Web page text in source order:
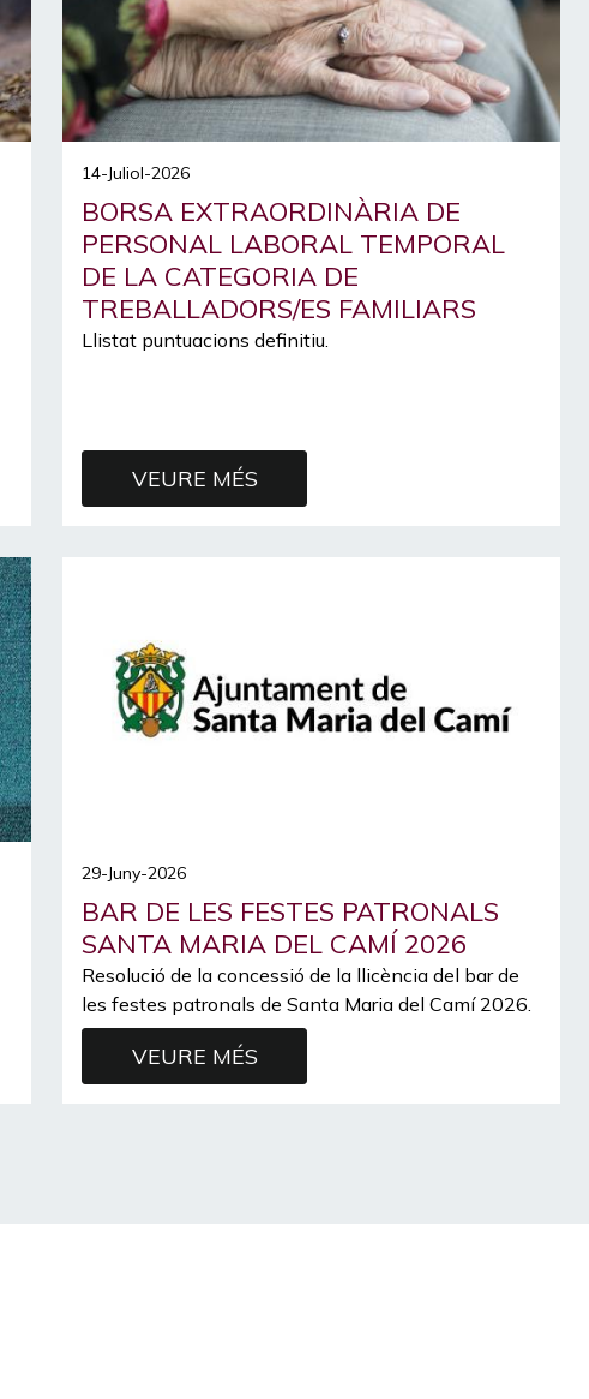
14-Juliol-2026
BORSA EXTRAORDINÀRIA DE
PERSONAL LABORAL TEMPORAL
DE LA CATEGORIA DE
TREBALLADORS/ES FAMILIARS
Llistat puntuacions definitiu.
VEURE MÉS
29-Juny-2026
BAR DE LES FESTES PATRONALS
SANTA MARIA DEL CAMÍ 2026
Resolució de la concessió de la llicència del bar de
les festes patronals de Santa Maria del Camí 2026.
VEURE MÉS